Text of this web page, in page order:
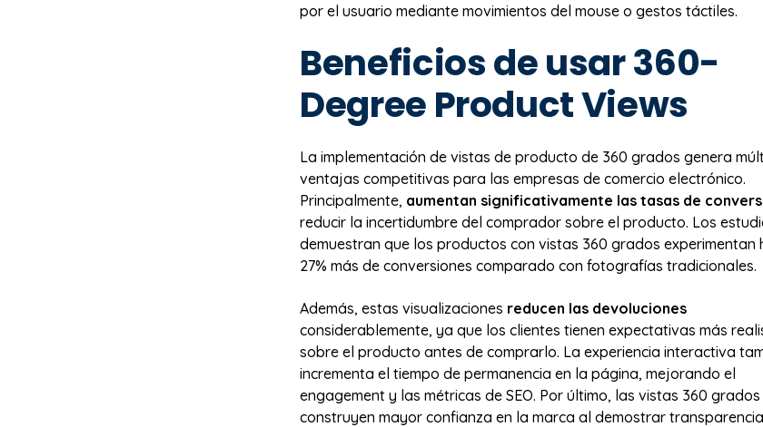
por el usuario mediante movimientos del mouse o gestos táctiles.
Beneficios de usar 360-
Degree Product Views
La implementación de vistas de producto de 360 grados genera
ventajas competitivas para las empresas de comercio electrónico.
Principalmente, aumentan significativamente las tasas de
reducir la incertidumbre del comprador sobre el producto. Los
demuestran que los productos con vistas 360 grados experimentan
27% más de conversiones comparado con fotografías tradicionales.
Además, estas visualizaciones reducen las devoluciones
considerablemente, ya que los clientes tienen expectativas más
sobre el producto antes de comprarlo. La experiencia interactiva
incrementa el tiempo de permanencia en la página, mejorando el
engagement y las métricas de SEO. Por último, las vistas 360 grados
construyen mayor confianza en la marca al demostrar